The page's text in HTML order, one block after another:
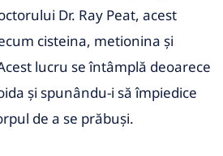
Dr. Ray Peat, acest
cisteina, metionina și
lucru se întâmplă deoarece
și spunându-i să împiedice
de a se prăbuși.